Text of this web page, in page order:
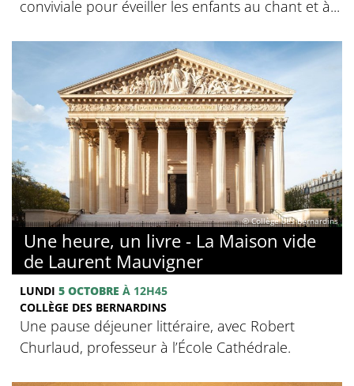
conviviale pour éveiller les enfants au chant et à...
© Collège des Bernardins
Une heure, un livre - La Maison vide
de Laurent Mauvigner
LUNDI 5 OCTOBRE À 12H45
COLLÈGE DES BERNARDINS
Une pause déjeuner littéraire, avec Robert
Churlaud, professeur à l’École Cathédrale.